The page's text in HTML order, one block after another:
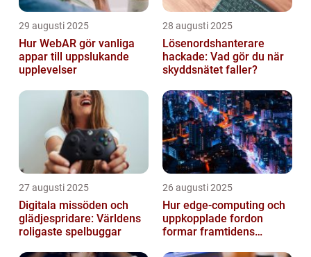
29 augusti 2025
Hur WebAR gör vanliga
appar till uppslukande
upplevelser
28 augusti 2025
Lösenordshanterare
hackade: Vad gör du när
skyddsnätet faller?
27 augusti 2025
Digitala missöden och
glädjespridare: Världens
roligaste spelbuggar
26 augusti 2025
Hur edge‑computing och
uppkopplade fordon
formar framtidens